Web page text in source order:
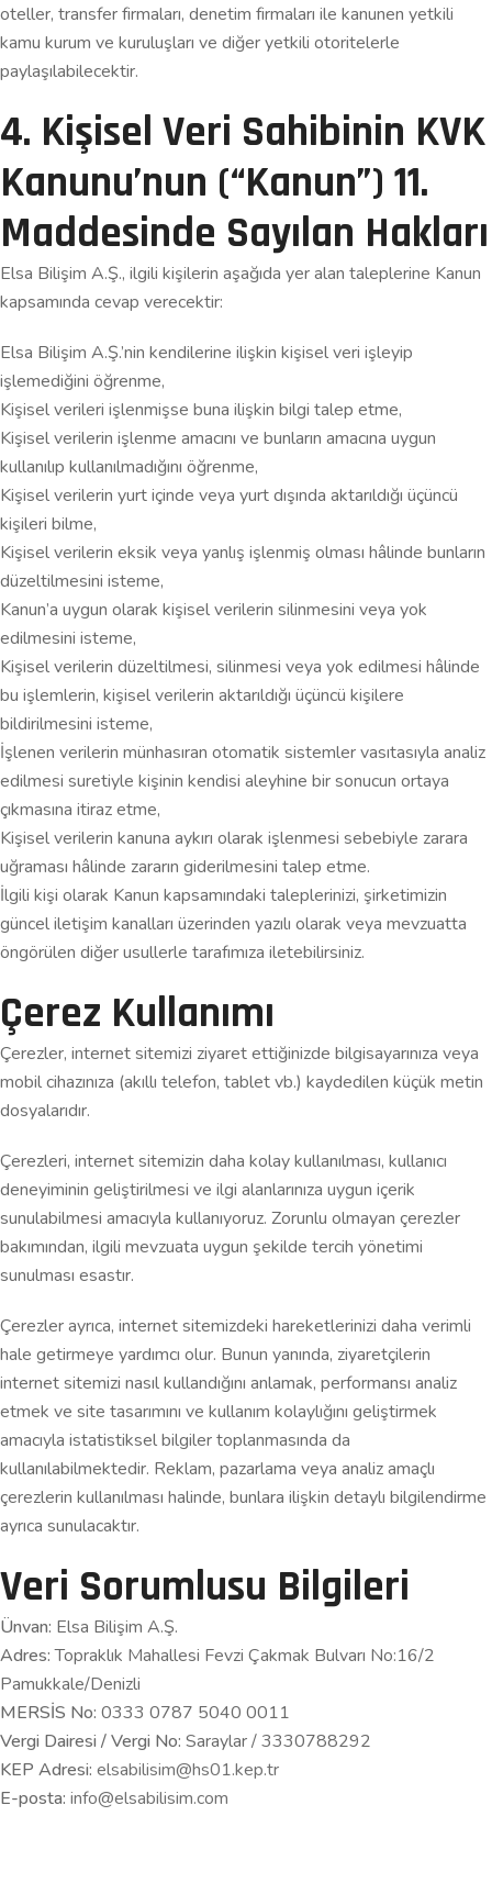
oteller, transfer firmaları, denetim firmaları ile kanunen yetkili
kamu kurum ve kuruluşları ve diğer yetkili otoritelerle
paylaşılabilecektir.
4. Kişisel Veri Sahibinin KVK
Kanunu’nun (“Kanun”) 11.
Maddesinde Sayılan Hakları
Elsa Bilişim A.Ş., ilgili kişilerin aşağıda yer alan taleplerine Kanun
kapsamında cevap verecektir:
Elsa Bilişim A.Ş.’nin kendilerine ilişkin kişisel veri işleyip
işlemediğini öğrenme,
Kişisel verileri işlenmişse buna ilişkin bilgi talep etme,
Kişisel verilerin işlenme amacını ve bunların amacına uygun
kullanılıp kullanılmadığını öğrenme,
Kişisel verilerin yurt içinde veya yurt dışında aktarıldığı üçüncü
kişileri bilme,
Kişisel verilerin eksik veya yanlış işlenmiş olması hâlinde bunların
düzeltilmesini isteme,
Kanun’a uygun olarak kişisel verilerin silinmesini veya yok
edilmesini isteme,
Kişisel verilerin düzeltilmesi, silinmesi veya yok edilmesi hâlinde
bu işlemlerin, kişisel verilerin aktarıldığı üçüncü kişilere
bildirilmesini isteme,
İşlenen verilerin münhasıran otomatik sistemler vasıtasıyla analiz
edilmesi suretiyle kişinin kendisi aleyhine bir sonucun ortaya
çıkmasına itiraz etme,
Kişisel verilerin kanuna aykırı olarak işlenmesi sebebiyle zarara
uğraması hâlinde zararın giderilmesini talep etme.
İlgili kişi olarak Kanun kapsamındaki taleplerinizi, şirketimizin
güncel iletişim kanalları üzerinden yazılı olarak veya mevzuatta
öngörülen diğer usullerle tarafımıza iletebilirsiniz.
Çerez Kullanımı
Çerezler, internet sitemizi ziyaret ettiğinizde bilgisayarınıza veya
mobil cihazınıza (akıllı telefon, tablet vb.) kaydedilen küçük metin
dosyalarıdır.
Çerezleri, internet sitemizin daha kolay kullanılması, kullanıcı
deneyiminin geliştirilmesi ve ilgi alanlarınıza uygun içerik
sunulabilmesi amacıyla kullanıyoruz. Zorunlu olmayan çerezler
bakımından, ilgili mevzuata uygun şekilde tercih yönetimi
sunulması esastır.
Çerezler ayrıca, internet sitemizdeki hareketlerinizi daha verimli
hale getirmeye yardımcı olur. Bunun yanında, ziyaretçilerin
internet sitemizi nasıl kullandığını anlamak, performansı analiz
etmek ve site tasarımını ve kullanım kolaylığını geliştirmek
amacıyla istatistiksel bilgiler toplanmasında da
kullanılabilmektedir. Reklam, pazarlama veya analiz amaçlı
çerezlerin kullanılması halinde, bunlara ilişkin detaylı bilgilendirme
ayrıca sunulacaktır.
Veri Sorumlusu Bilgileri
Ünvan: Elsa Bilişim A.Ş.
Adres:Topraklık Mahallesi Fevzi Çakmak Bulvarı No:16/2
Pamukkale/Denizli
MERSİS No: 0333 0787 5040 0011
Vergi Dairesi / Vergi No: Saraylar / 3330788292
KEP Adresi: elsabilisim@hs01.kep.tr
E-posta: info@elsabilisim.com